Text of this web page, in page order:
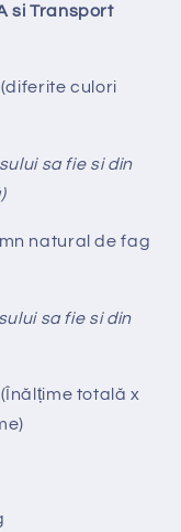
si Transport
(diferite culori
sa fie si din
natural de fag
sa fie si din
totală x